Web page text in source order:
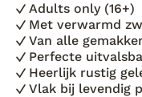
Adults only (16+)
Met verwarmd
Van alle
Perfecte
Heerlijk rustig
Vlak bij levendig